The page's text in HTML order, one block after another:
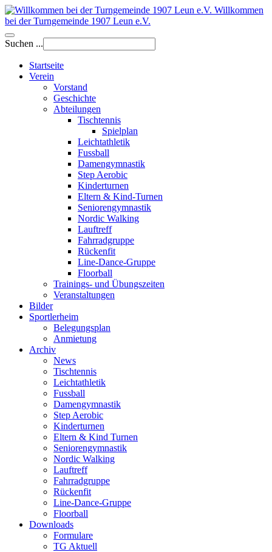
Willkommen
bei der Turngemeinde 1907 Leun e.V.
Suchen ...
Startseite
Verein
Vorstand
Geschichte
Abteilungen
Tischtennis
Spielplan
Leichtathletik
Fussball
Damengymnastik
Step Aerobic
Kinderturnen
Eltern & Kind-Turnen
Seniorengymnastik
Nordic Walking
Lauftreff
Fahrradgruppe
Rückenfit
Line-Dance-Gruppe
Floorball
Trainings- und Übungszeiten
Veranstaltungen
Bilder
Sportlerheim
Belegungsplan
Anmietung
Archiv
News
Tischtennis
Leichtathletik
Fussball
Damengymnastik
Step Aerobic
Kinderturnen
Eltern & Kind Turnen
Seniorengymnastik
Nordic Walking
Lauftreff
Fahrradgruppe
Rückenfit
Line-Dance-Gruppe
Floorball
Downloads
Formulare
TG Aktuell